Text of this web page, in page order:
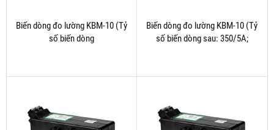
Biến dòng đo lường KBM-10 (Tỷ
số biến dòng
Biến dòng đo lường KBM-10 (Tỷ
số biến dòng sau: 350/5A;